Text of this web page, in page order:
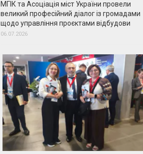
МГІК та Асоціація міст України провели
великий професійний діалог із громадами
щодо управління проєктами відбудови
06.07.2026